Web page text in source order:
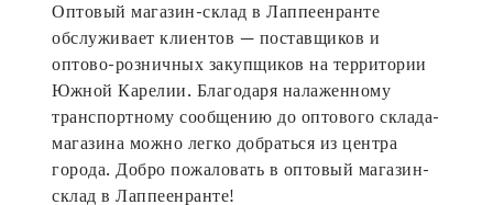
Оптовый магазин-склад в Лаппеенранте
обслуживает клиентов — поставщиков и
оптово-розничных закупщиков на территории
Южной Карелии. Благодаря налаженному
транспортному сообщению до оптового склада-
магазина можно легко добраться из центра
города. Добро пожаловать в оптовый магазин-
склад в Лаппеенранте!